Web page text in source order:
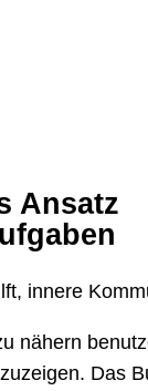
Ansatz
innere
nähern
Das